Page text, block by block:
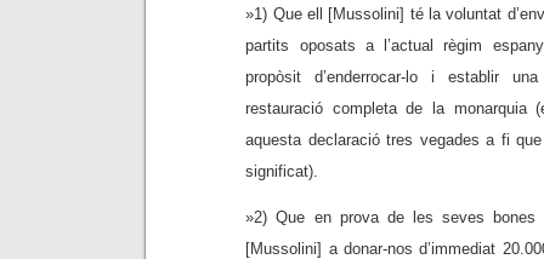
»1) Que ell [Mussolini] té la voluntat
partits oposats a l’actual règim
propòsit d’enderrocar-lo i establir
restauració completa de la monarquia
aquesta declaració tres vegades a fi
significat).
»2) Que en prova de les seves bones
[Mussolini] a donar-nos d’immediat